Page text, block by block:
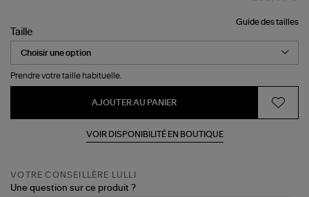
Noir
Guide des tailles
Taille
Prendre votre taille habituelle.
AJOUTER AU PANIER
VOIR DISPONIBILITÉ EN BOUTIQUE
VOTRE CONSEILLÈRE LULLI
Une question sur ce produit ?